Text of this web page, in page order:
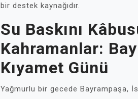
bir destek kaynağıdır.
Su Baskını
Kahramanlar:
Kıyamet Günü
Yağmurlu bir gecede Bayrampaşa,